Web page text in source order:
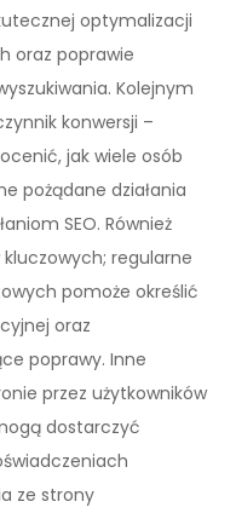
optymalizacji
oraz poprawie
Kolejnym
konwersji –
jak wiele osób
pożądane działania
SEO. Również
regularne
pomoże określić
oraz
poprawy. Inne
przez użytkowników
dostarczyć
ze strony